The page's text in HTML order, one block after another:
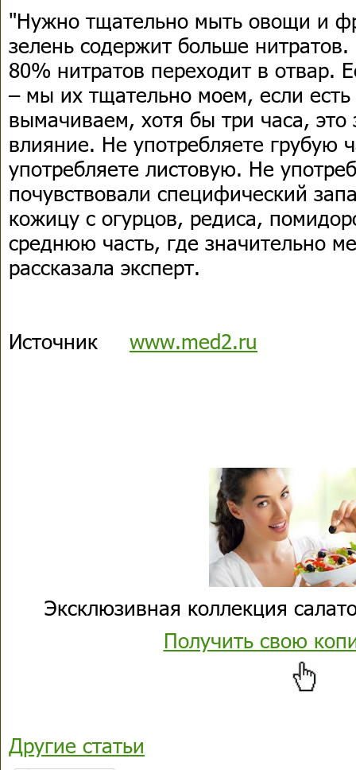
"Нужно тщательно мыть овощи и
зелень содержит больше
80% нитратов переходит в отвар.
– мы их тщательно моем, если
вымачиваем, хотя бы три часа,
влияние. Не употребляете грубую
употребляете листовую. Не
почувствовали специфический
кожицу с огурцов, редиса,
среднюю часть, где значительно
рассказала эксперт.
Источник www.med2.ru
Эксклюзивная коллекция
Получить свою
Другие статьи